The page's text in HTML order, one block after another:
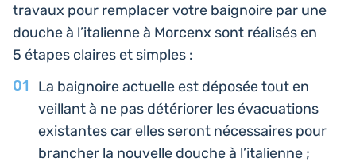
travaux pour rem­pla­cer votre bai­gnoire par une
douche à l’i­ta­lienne à Morcenx sont réa­li­sés en
5 étapes claires et simples :
La bai­gnoire actuelle est déposée tout en
veillant à ne pas dété­rio­rer les éva­cua­tions
exis­tantes car elles seront néces­saires pour
bran­cher la nou­velle douche à l’italienne ;